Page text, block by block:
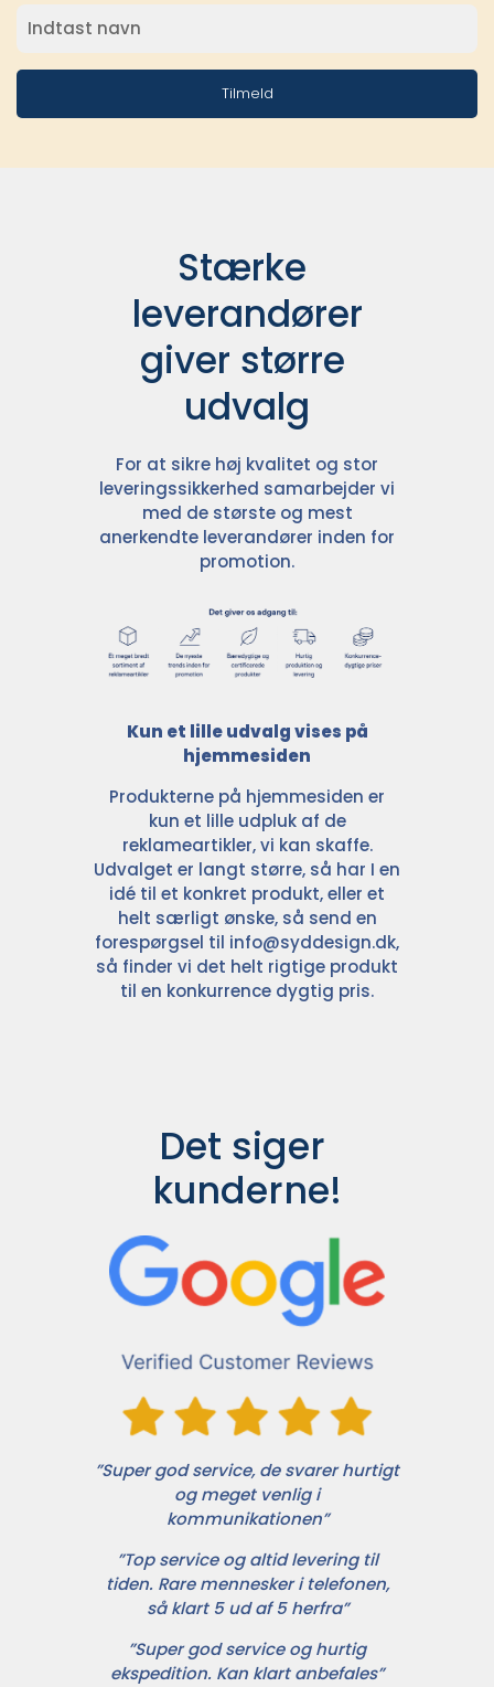
Tilmeld
Stærke
leverandører
giver større
udvalg
For at sikre høj kvalitet og stor
leveringssikkerhed samarbejder vi
med de største og mest
anerkendte leverandører inden for
promotion.
Kun et lille udvalg vises på
hjemmesiden
Produkterne på hjemmesiden er
kun et lille udpluk af de
reklameartikler, vi kan skaffe.
Udvalget er langt større, så har I en
idé til et konkret produkt, eller et
helt særligt ønske, så send en
forespørgsel til info@syddesign.dk,
så finder vi det helt rigtige produkt
til en konkurrence dygtig pris.
Det siger
kunderne!
”Super god service, de svarer hurtigt
og meget venlig i
kommunikationen”
”Top service og altid levering til
tiden. Rare mennesker i telefonen,
så klart 5 ud af 5 herfra”
”Super god service og hurtig
ekspedition. Kan klart anbefales”